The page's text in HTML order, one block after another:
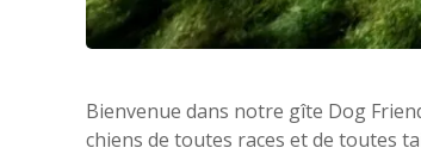
Bienvenue dans notre gîte Dog
chiens de toutes races et de toutes